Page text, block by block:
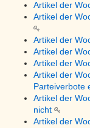
Artikel der
Artikel der
Artikel der
Artikel der
Artikel der
Artikel der
Parteiverbote
Artikel der
nicht
Artikel der